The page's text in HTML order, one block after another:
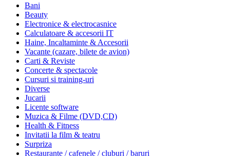
Bani
Beauty
Electronice & electrocasnice
Calculatoare & accesorii IT
Haine, Incaltaminte & Accesorii
Vacante (cazare, bilete de avion)
Carti & Reviste
Concerte & spectacole
Cursuri si training-uri
Diverse
Jucarii
Licente software
Muzica & Filme (DVD,CD)
Health & Fitness
Invitatii la film & teatru
Surpriza
Restaurante / cafenele / cluburi / baruri